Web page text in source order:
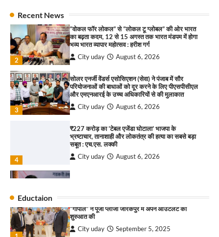
Recent News
2
“वोकल फॉर लोकल” से “लोकल टू ग्लोबल” की ओर भारत
का बढ़ता कदम, 12 से 15 अगस्त तक भारत मंडपम में होगा
भव्य भारत व्यापार महोत्सव : हरीश गर्ग
City uday August 6, 2026
3
सोलर एनर्जी वेंडर्स एसोसिएशन (सेवा) ने पंजाब में सौर
परियोजनाओं की बाधाओं को दूर करने के लिए पीएसपीसीएल
और एमएनआरई के उच्च अधिकारियों से की मुलाकात
City uday August 6, 2026
4
₹227 करोड़ का ‘टेबल एजेंडा घोटाला’ भाजपा के
भ्रष्टाचार, तानाशाही और लोकतंत्र की हत्या का सबसे बड़ा
सबूत : एच.एस. लक्की
City uday August 6, 2026
1
“वोकल फॉर लोकल” से “लोकल टू ग्लोबल” की ओर भारत
Eductaion
2
पारस हेल्थ पंचकूला ने ‘तिरंगा यात्रा 2025’ का हरियाणा से
आयाम
City uday August 13, 2025
3
सरकारी आदर्श उच्च विद्यालय, सैक्टर 34-सी, चण्डीगढ़ में
कार्यक्रम आयोजित
City uday August 6, 2025
राहुल गाँधी ने खाई है वैश्विक मंच पर भारत को कमजोर करने
की कसम: देवशाली
City uday August 6, 2025
“गोपाल” ने पूजा प्लाजा जीरकपुर में अपने आउटलेट की
शुरुआत की
City uday September 5, 2025